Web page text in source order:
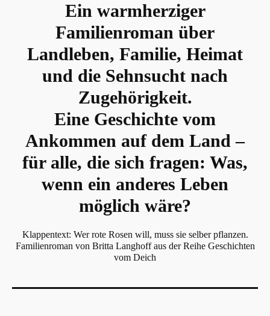
Ein warmherziger
Familienroman über
Landleben, Familie, Heimat
und die Sehnsucht nach
Zugehörigkeit.
Eine Geschichte vom
Ankommen auf dem Land –
für alle, die sich fragen: Was,
wenn ein anderes Leben
möglich wäre?
Klappentext: Wer rote Rosen will, muss sie selber pflanzen.
Familienroman von Britta Langhoff aus der Reihe Geschichten
vom Deich